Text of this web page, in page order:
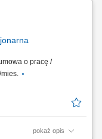
oraz montaż
poprawności
o pracę /
pokaż opis